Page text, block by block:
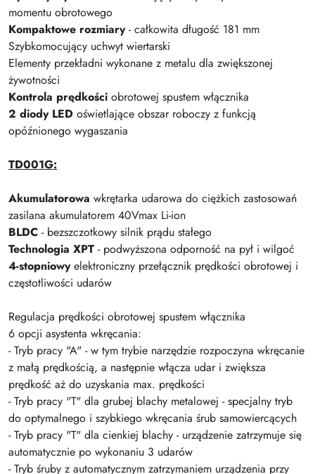
momentu obrotowego
Kompaktowe rozmiary- całkowita długość 181 mm
Szybkomocujący uchwyt wiertarski
Elementy przekładni wykonane z metalu dla zwiększonej
żywotności
Kontrola prędkości obrotowej spustem włącznika
2 diody LED oświetlające obszar roboczy z funkcją
opóźnionego wygaszania
TD001G:
Akumulatorowa wkrętarka udarowa do ciężkich zastosowań
zasilana akumulatorem 40Vmax Li-ion
BLDC - bezszczotkowy silnik prądu stałego
Technologia XPT - podwyższona odporność na pył i wilgoć
4-stopniowyelektroniczny przełącznik prędkości obrotowej i
częstotliwości udarów
Regulacja prędkości obrotowej spustem włącznika
6 opcji asystenta wkręcania:
- Tryb pracy "A" - w tym trybie narzędzie rozpoczyna wkręcanie
z małą prędkością, a następnie włącza udar i zwiększa
prędkość aż do uzyskania max. prędkości
- Tryb pracy "T" dla grubej blachy metalowej - specjalny tryb
do optymalnego i szybkiego wkręcania śrub samowiercących
- Tryb pracy "T" dla cienkiej blachy - urządzenie zatrzymuje się
automatycznie po wykonaniu 3 udarów
- Tryb śruby z automatycznym zatrzymaniem urządzenia przy